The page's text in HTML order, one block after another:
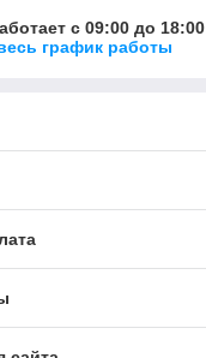
с 09:00 до 18:00
график работы